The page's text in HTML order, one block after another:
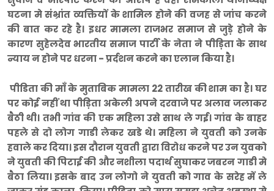
घटना मे संभ्रांत व्यक्तियों के शामिल होने की वजह से जांच करने
की बात कर रहे है। इधर मामला राजभर समाज से जुड़े होने के
कारण सुहेलदेव भारतीय समाज पार्टी के नेता ने पीड़िता के साथ
न्याय न होने पर धरना - प्रर्दशन करने का एलान किया है।
पीडिता की माँ के मुताबिक मामला 22 तारीख की शाम का है। घर
पर कोई नहीं था पीड़िता अकेली अपने दरवाजे पर अलाव जलाकर
बैठी थी। तभी गांव की एक महिला उसे साथ ले गई। गांव के बाहर
पहले से दो लोग गाडी लेकर खडे थे। महिला ने युवती को उनके
हवाले कर दिया। इस दौरान युवती द्वारा विरोध करने पर उन युवको
ने युवती की पिटाई की और नशीला पदार्थ सुघाकर जबरन गाडी मे
बैठा लिया। इसके बाद उन लोगो ने युवती को गाव के सरेह में ले